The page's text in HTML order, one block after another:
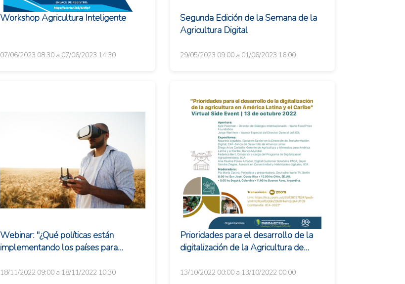
Workshop Agricultura Inteligente
07/06/2023 08:30 a 07/06/2023 14:30
Segunda Edición de la Semana de la
Agricultura Digital
29/05/2023 09:00 a 01/06/2023 16:00
Webinar: "¿Qué políticas están
implementando los países para
agroalimentaria?"
18/11/2022 09:00 a 18/11/2022 10:30
Prioridades para el desarrollo de la
digitalización de la Agricultura de
13/10/2022 00:00 a 13/10/2022 00:00